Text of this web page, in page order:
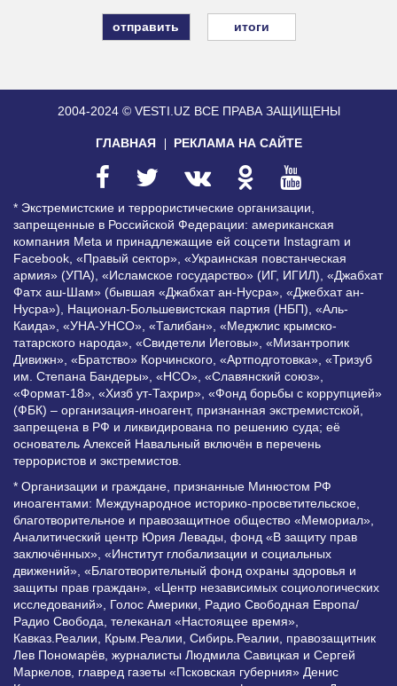
итоги
2004-2024 © VESTI.UZ ВСЕ ПРАВА ЗАЩИЩЕНЫ
ГЛАВНАЯ РЕКЛАМА НА САЙТЕ
* Экстремистские и террористические организации,
запрещенные в Российской Федерации: американская
компания Meta и принадлежащие ей соцсети Instagram и
Facebook, «Правый сектор», «Украинская повстанческая
армия» (УПА), «Исламское государство» (ИГ, ИГИЛ), «Джабхат
Фатх аш-Шам» (бывшая «Джабхат ан-Нусра», «Джебхат ан-
Нусра»), Национал-Большевистская партия (НБП), «Аль-
Каида», «УНА-УНСО», «Талибан», «Меджлис крымско-
татарского народа», «Свидетели Иеговы», «Мизантропик
Дивижн», «Братство» Корчинского, «Артподготовка», «Тризуб
им. Степана Бандеры», «НСО», «Славянский союз»,
«Формат-18», «Хизб ут-Тахрир», «Фонд борьбы с коррупцией»
(ФБК) – организация-иноагент, признанная экстремистской,
запрещена в РФ и ликвидирована по решению суда; её
основатель Алексей Навальный включён в перечень
террористов и экстремистов.
* Организации и граждане, признанные Минюстом РФ
иноагентами: Международное историко-просветительское,
благотворительное и правозащитное общество «Мемориал»,
Аналитический центр Юрия Левады, фонд «В защиту прав
заключённых», «Институт глобализации и социальных
движений», «Благотворительный фонд охраны здоровья и
защиты прав граждан», «Центр независимых социологических
исследований», Голос Америки, Радио Свободная Европа/
Радио Свобода, телеканал «Настоящее время»,
Кавказ.Реалии, Крым.Реалии, Сибирь.Реалии, правозащитник
Лев Пономарёв, журналисты Людмила Савицкая и Сергей
Маркелов, главред газеты «Псковская губерния» Денис